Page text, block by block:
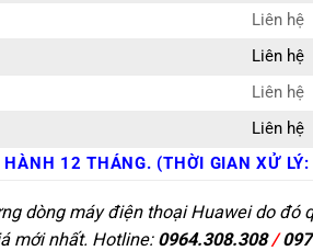
Liên hệ
Liên hệ
Liên hệ
Liên hệ
HÀNH 12 THÁNG. (THỜI GIAN XỬ
dòng máy điện thoại Huawei do đó
mới nhất. Hotline: 0964.308.308/